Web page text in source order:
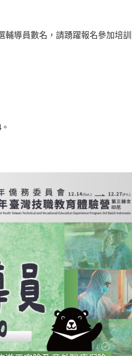
導員數名，請踴躍報名參加培